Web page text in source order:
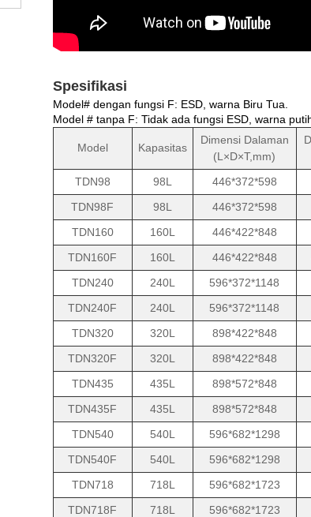
Spesifikasi
Model# dengan fungsi F: ESD, warna Biru Tua.
Model # tanpa F: Tidak ada fungsi ESD, warna
Model Kapasitas
Dimensi Dalaman
(L×D×T,mm)
TDN98 98L 446*372*598
TDN98F
98L 446*372*598
TDN160
160L 446*422*848
TDN160F
160L 446*422*848
TDN240
240L 596*372*1148
TDN240F
240L 596*372*1148
TDN320
320L 898*422*848
TDN320F
320L 898*422*848
TDN435
435L 898*572*848
TDN435F
435L 898*572*848
TDN540
540L 596*682*1298
TDN540F
540L 596*682*1298
TDN718
718L 596*682*1723
TDN718F
718L 596*682*1723